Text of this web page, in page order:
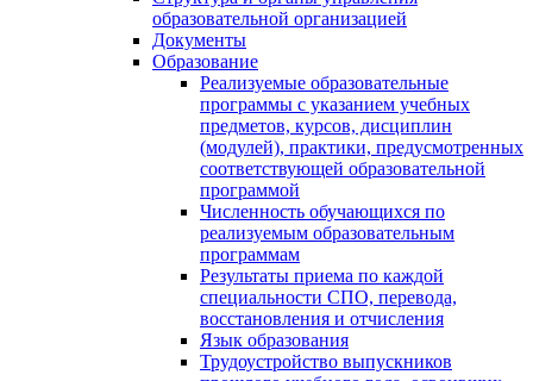
образовательной организацией
Документы
Образование
Реализуемые образовательные
программы с указанием учебных
предметов, курсов, дисциплин
(модулей), практики, предусмотренных
соответствующей образовательной
программой
Численность обучающихся по
реализуемым образовательным
программам
Результаты приема по каждой
специальности СПО, перевода,
восстановления и отчисления
Язык образования
Трудоустройство выпускников